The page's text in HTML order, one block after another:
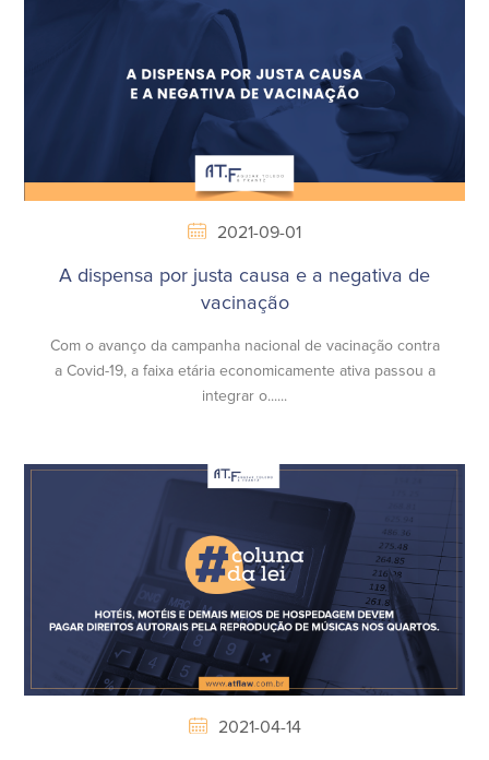
2021-09-01
A dispensa por justa causa e a negativa de
vacinação
Com o avanço da campanha nacional de vacinação contra
a Covid-19, a faixa etária economicamente ativa passou a
integrar o......
2021-04-14